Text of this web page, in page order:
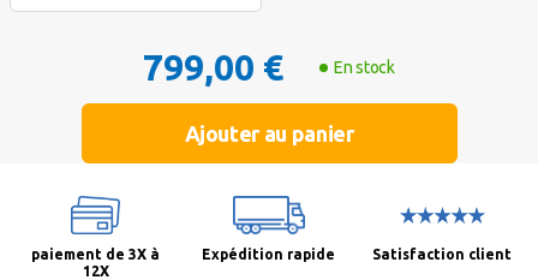
799,00 € En stock
Ajouter au panier
paiement de 3X à
12X
Expédition rapide Satisfaction client